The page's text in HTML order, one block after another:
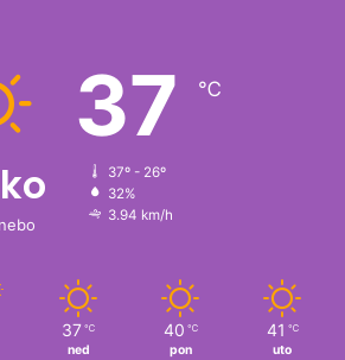
37 ℃
37º - 26º
32%
3.94 km/h
37 ℃
ned
40 ℃
pon
41 ℃
uto